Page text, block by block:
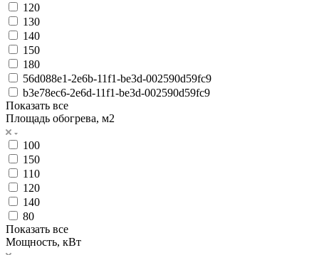
120
130
140
150
180
56d088e1-2e6b-11f1-be3d-002590d59fc9
b3e78ec6-2e6d-11f1-be3d-002590d59fc9
Показать все
Площадь обогрева, м2
100
150
110
120
140
80
Показать все
Мощность, кВт